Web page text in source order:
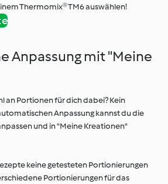
Thermomix® TM6 auswählen!
Anpassung mit "Meine
an Portionen für dich dabei? Kein
Anpassung kannst du die
und in "Meine Kreationen"
keine getesteten Portionierungen
Portionierungen für das